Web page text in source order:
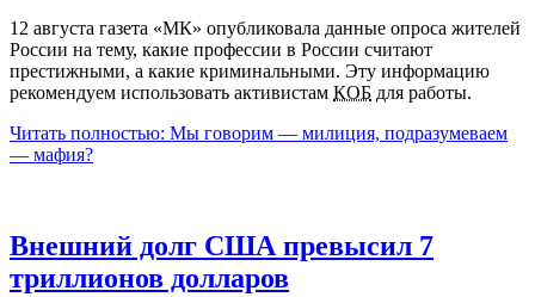
12 августа газета «МК» опубликовала данные опроса жителей
России на тему, какие профессии в России считают
престижными, а какие криминальными. Эту информацию
рекомендуем использовать активистам КОБ для работы.
Читать полностью: Мы говорим — милиция, подразумеваем
— мафия?
Внешний долг США превысил 7
триллионов долларов